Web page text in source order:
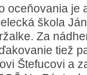
oceňovania je
škola
Za
tiež
Štefucovi a